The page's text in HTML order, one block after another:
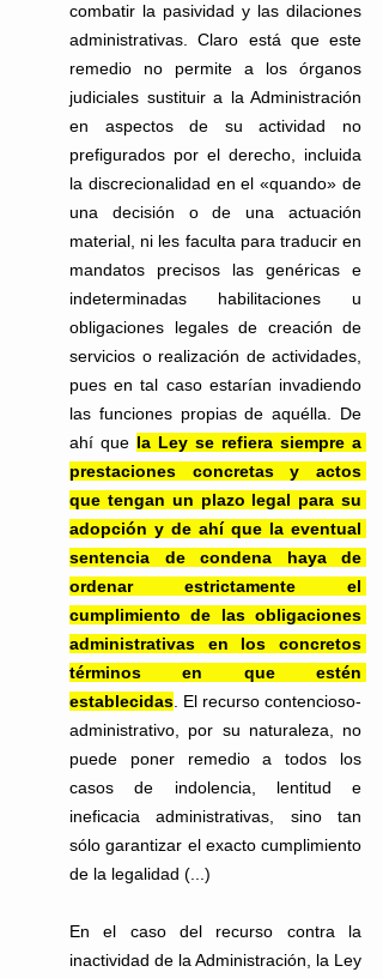
combatir la pasividad y las dilaciones
administrativas. Claro está que este
remedio no permite a los órganos
judiciales sustituir a la Administración
en aspectos de su actividad no
prefigurados por el derecho, incluida
la discrecionalidad en el «quando» de
una decisión o de una actuación
material, ni les faculta para traducir en
mandatos precisos las genéricas e
indeterminadas habilitaciones u
obligaciones legales de creación de
servicios o realización de actividades,
pues en tal caso estarían invadiendo
las funciones propias de aquélla. De
ahí que la Ley se refiera siempre a
prestaciones concretas y actos
que tengan un plazo legal para su
adopción y de ahí que la eventual
sentencia de condena haya de
ordenar estrictamente el
cumplimiento de las obligaciones
administrativas en los concretos
términos en que estén
establecidas . El recurso contencioso-
administrativo, por su naturaleza, no
puede poner remedio a todos los
casos de indolencia, lentitud e
ineficacia administrativas, sino tan
sólo garantizar el exacto cumplimiento
de la legalidad (...)
En el caso del recurso contra la
inactividad de la Administración, la Ley